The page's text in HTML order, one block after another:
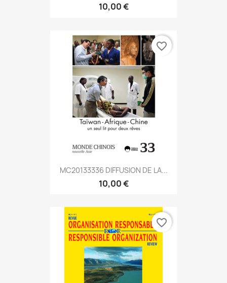
10,00 €
MC20133336 DIFFUSION DE LA...
10,00 €
favorite_border
favorite_border